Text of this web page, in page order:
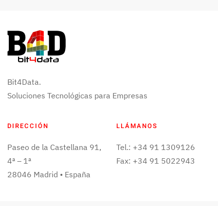
Bit4Data.
Soluciones Tecnológicas para Empresas
DIRECCIÓN
Paseo de la Castellana 91,
4ª – 1ª
28046 Madrid • España
LLÁMANOS
Tel.: +34 91 1309126
Fax: +34 91 5022943